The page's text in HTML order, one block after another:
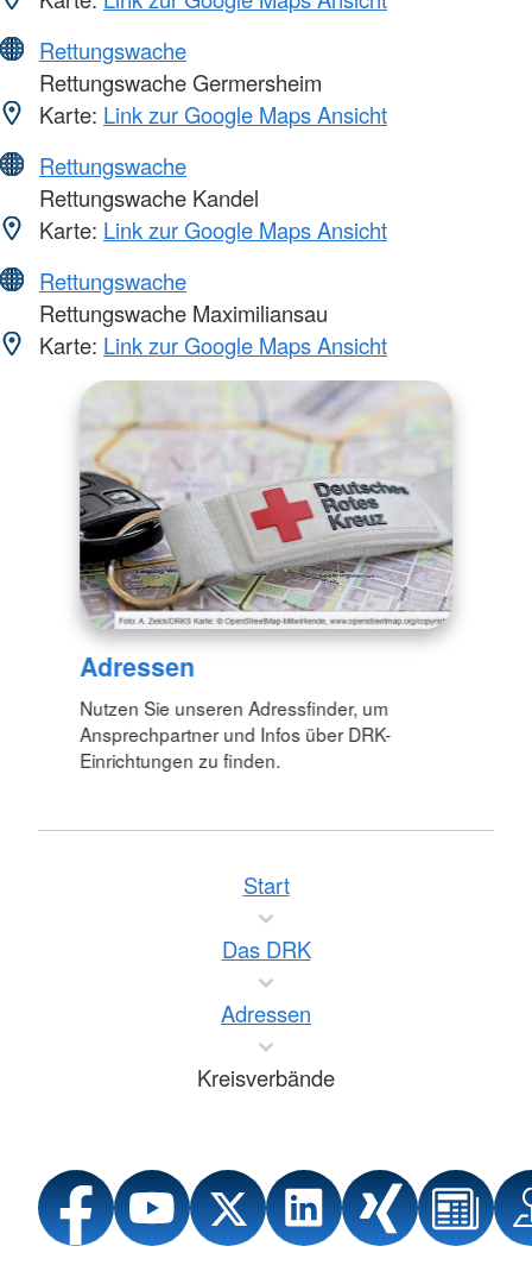
Rettungswache
Rettungswache Germersheim
Karte: Link zur Google Maps Ansicht
Rettungswache
Rettungswache Kandel
Karte: Link zur Google Maps Ansicht
Rettungswache
Rettungswache Maximiliansau
Karte: Link zur Google Maps Ansicht
Adressen
Nutzen Sie unseren Adressfinder, um
Ansprechpartner und Infos über DRK-
Einrichtungen zu finden.
Start
Das DRK
Adressen
Kreisverbände